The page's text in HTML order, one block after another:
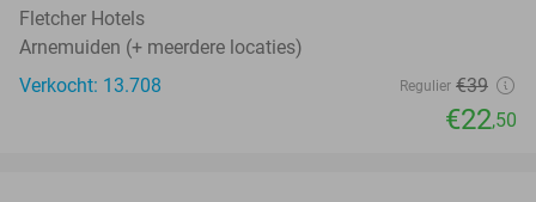
Fletcher Hotels
Arnemuiden (+ meerdere locaties)
Verkocht: 13.708
Regulier €39
€22,50